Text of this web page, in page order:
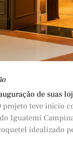
de suas
teve início
Iguatemi
idealizado